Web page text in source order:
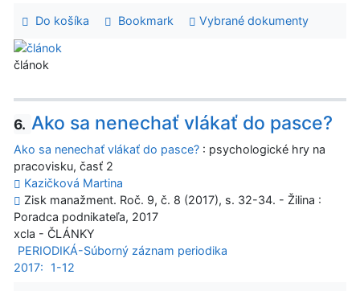
Do košíka Bookmark Vybrané dokumenty
článok
6. Ako sa nenechať vlákať do pasce?
Ako sa nenechať vlákať do pasce? : psychologické hry na
pracovisku, časť 2
Kazičková Martina
Zisk manažment. Roč. 9, č. 8 (2017), s. 32-34. - Žilina :
Poradca podnikateľa, 2017
xcla - ČLÁNKY
PERIODIKÁ-Súborný záznam periodika
2017:
1-12